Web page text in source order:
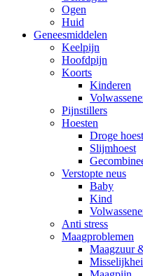
Ogen
Huid
Geneesmiddelen
Keelpijn
Hoofdpijn
Koorts
Kinderen
Pijnstillers
Hoesten
Droge
Slijmhoest
Verstopte neus
Baby
Kind
Anti stress
Maagproblemen
Maagzuur